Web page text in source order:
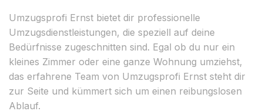
Umzugsprofi Ernst bietet dir professionelle
Umzugsdienstleistungen, die speziell auf deine
Bedürfnisse zugeschnitten sind. Egal ob du nur ein
kleines Zimmer oder eine ganze Wohnung umziehst,
das erfahrene Team von Umzugsprofi Ernst steht dir
zur Seite und kümmert sich um einen reibungslosen
Ablauf.